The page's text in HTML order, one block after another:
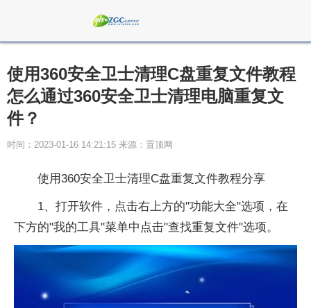
使用360安全卫士清理C盘重复文件教程
怎么通过360安全卫士清理电脑重复文
件？
时间：2023-01-16 14:21:15 来源：置顶网
使用360安全卫士清理C盘重复文件教程分享
1、打开软件，点击右上方的"功能大全"选项，在
下方的"我的工具"菜单中点击"查找重复文件"选项。